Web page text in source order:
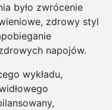
było zwrócenie
zdrowy styl
napojów.
wykładu,